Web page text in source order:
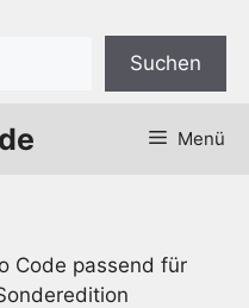
Suchen
Menü
Code passend für